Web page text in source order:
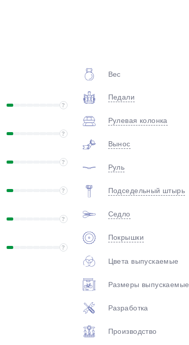
?
?
?
?
?
?
Вес
Педали
Рулевая колонка
Вынос
Руль
Подседельный штырь
Седло
Покрышки
Цвета выпускаемые
Размеры выпускаемые
Разработка
Производство
раз в 2 недели
plait.ru